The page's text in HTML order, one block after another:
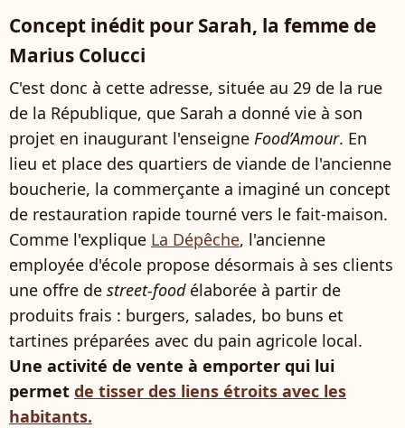
Concept inédit pour Sarah, la femme de
Marius Colucci
C'est donc à cette adresse, située au 29 de la rue
de la République, que Sarah a donné vie à son
projet en inaugurant l'enseigne Food’Amour. En
lieu et place des quartiers de viande de l'ancienne
boucherie, la commerçante a imaginé un concept
de restauration rapide tourné vers le fait-maison.
Comme l'explique La Dépêche, l'ancienne
employée d'école propose désormais à ses clients
une offre de street-foodélaborée à partir de
produits frais : burgers, salades, bo buns et
tartines préparées avec du pain agricole local.
Une activité de vente à emporter qui lui
permet de tisser des liens étroits avec les
habitants.